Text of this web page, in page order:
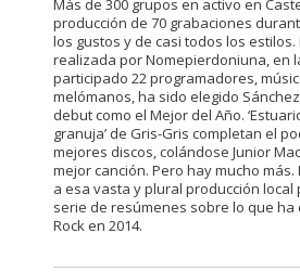
Más de 300 grupos en activo en
producción de 70 grabaciones
los gustos y de casi todos los estilos.
realizada por Nomepierdoniuna, en
participado 22 programadores,
melómanos, ha sido elegido
debut como el Mejor del Año.
granuja’ de Gris-Gris completan el
mejores discos, colándose Junior
mejor canción. Pero hay mucho
a esa vasta y plural producción
serie de resúmenes sobre lo que ha
Rock en 2014.